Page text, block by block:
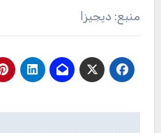
منبع: دیجیزا